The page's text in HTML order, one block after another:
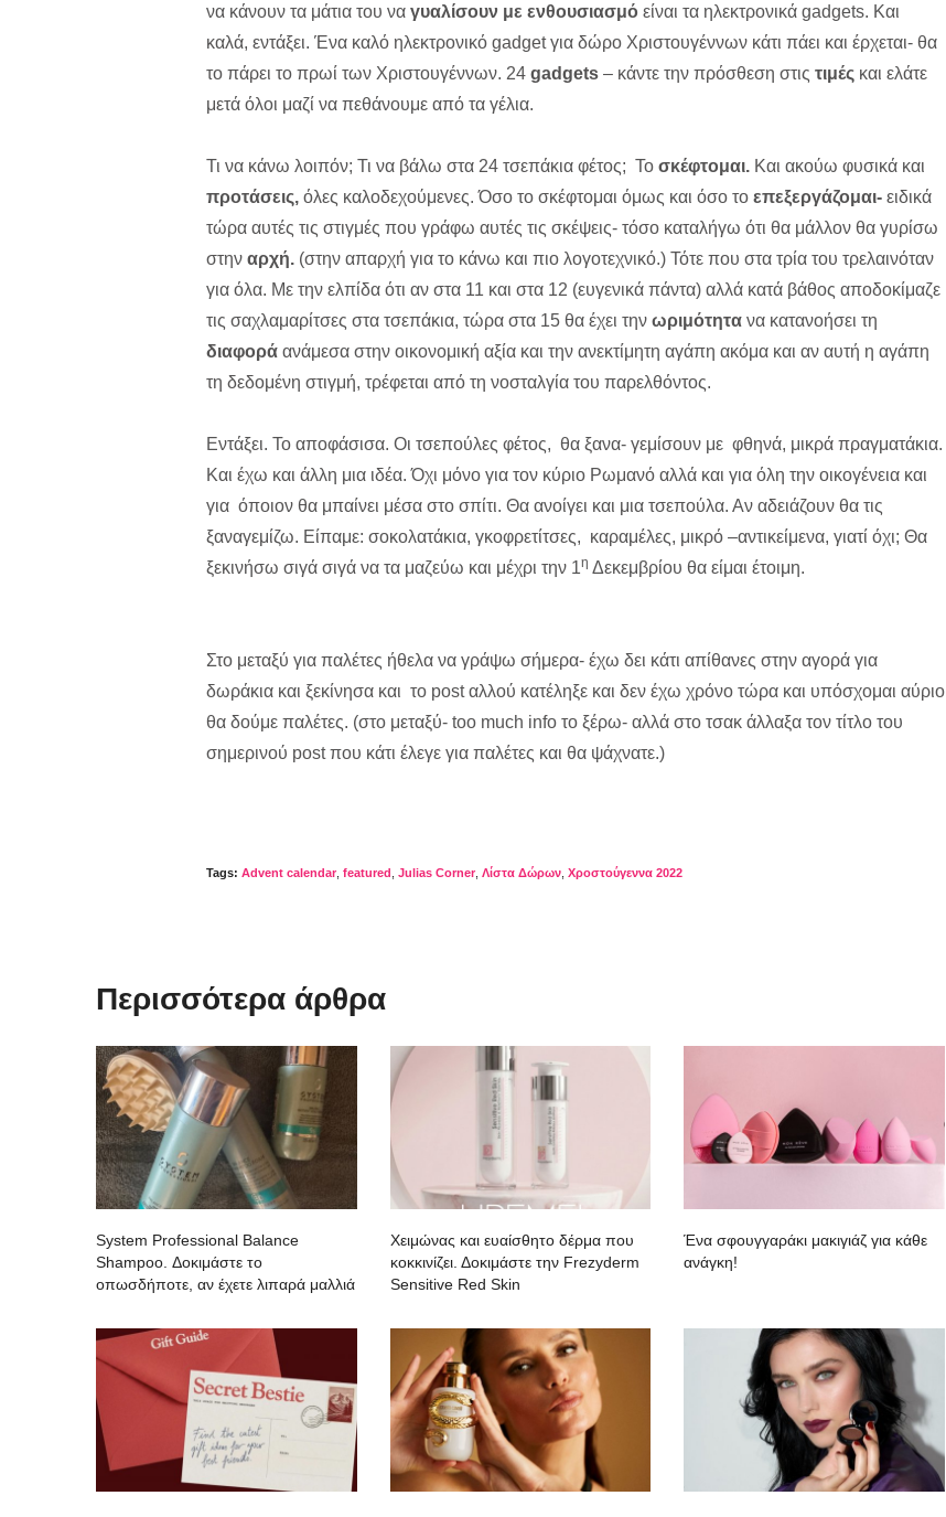
να κάνουν τα μάτια του να γυαλίσουν με ενθουσιασμό είναι τα ηλεκτρονικά gadgets. Kαι
καλά, εντάξει. Ένα καλό ηλεκτρονικό gadget για δώρο Χριστουγέννων κάτι πάει και έρχεται- θα
το πάρει το πρωί των Χριστουγέννων. 24 gadgets – κάντε την πρόσθεση στις τιμές και ελάτε
μετά όλοι μαζί να πεθάνουμε από τα γέλια.
Τι να κάνω λοιπόν; Τι να βάλω στα 24 τσεπάκια φέτος; Το σκέφτομαι. Και ακούω φυσικά και
προτάσεις, όλες καλοδεχούμενες. Όσο το σκέφτομαι όμως και όσο το επεξεργάζομαι- ειδικά
τώρα αυτές τις στιγμές που γράφω αυτές τις σκέψεις- τόσο καταλήγω ότι θα μάλλον θα γυρίσω
στην αρχή. (στην απαρχή για το κάνω και πιο λογοτεχνικό.) Τότε που στα τρία του τρελαινόταν
για όλα. Με την ελπίδα ότι αν στα 11 και στα 12 (ευγενικά πάντα) αλλά κατά βάθος αποδοκίμαζε
τις σαχλαμαρίτσες στα τσεπάκια, τώρα στα 15 θα έχει την ωριμότητα να κατανοήσει τη
διαφορά ανάμεσα στην οικονομική αξία και την ανεκτίμητη αγάπη ακόμα και αν αυτή η αγάπη
τη δεδομένη στιγμή, τρέφεται από τη νοσταλγία του παρελθόντος.
Εντάξει. Το αποφάσισα. Οι τσεπούλες φέτος, θα ξανα- γεμίσουν με φθηνά, μικρά πραγματάκια.
Και έχω και άλλη μια ιδέα. Όχι μόνο για τον κύριο Ρωμανό αλλά και για όλη την οικογένεια και
για όποιον θα μπαίνει μέσα στο σπίτι. Θα ανοίγει και μια τσεπούλα. Αν αδειάζουν θα τις
ξαναγεμίζω. Είπαμε: σοκολατάκια, γκοφρετίτσες, καραμέλες, μικρό –αντικείμενα, γιατί όχι; Θα
ξεκινήσω σιγά σιγά να τα μαζεύω και μέχρι την 1η Δεκεμβρίου θα είμαι έτοιμη.
Στο μεταξύ για παλέτες ήθελα να γράψω σήμερα- έχω δει κάτι απίθανες στην αγορά για
δωράκια και ξεκίνησα και το post αλλού κατέληξε και δεν έχω χρόνο τώρα και υπόσχομαι αύριο
θα δούμε παλέτες. (στο μεταξύ- too much info το ξέρω- αλλά στο τσακ άλλαξα τον τίτλο του
σημερινού post που κάτι έλεγε για παλέτες και θα ψάχνατε.)
Tags: Advent calendar featured Julias Corner Λίστα Δώρων Χροστούγεννα 2022
Περισσότερα άρθρα
System Professional Balance
Shampoo. Δοκιμάστε το
οπωσδήποτε, αν έχετε λιπαρά μαλλιά
Χειμώνας και ευαίσθητο δέρμα που
κοκκινίζει. Δοκιμάστε την Frezyderm
Sensitive Red Skin
Ένα σφουγγαράκι μακιγιάζ για κάθε
ανάγκη!